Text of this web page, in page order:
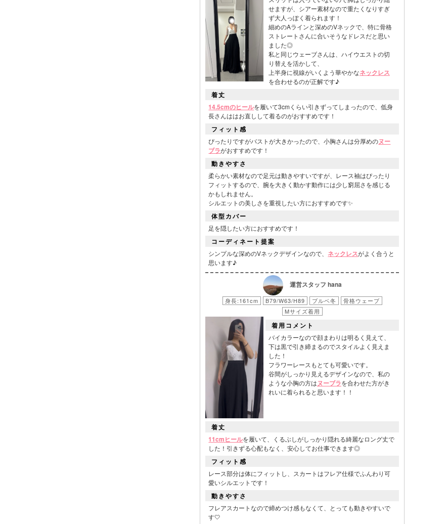
■スペック表
■カラーバリエーション
せますが、シアー素材なので重たくなりすぎ
ず大人っぽく着られます！
細めのAラインと深めのVネックで、特に骨格
ストレートさんに合いそうなドレスだと思い
ました◎
私と同じウェーブさんは、ハイウエストの切
り替えを活かして、
上半身に視線がいくよう華やかなネックレス
を合わせるのが正解です♪
着丈
14.5cmのヒールを履いて3cmくらい引きずってしまったので、低身
長さんははお直しして着るのがおすすめです！
フィット感
ぴったりですがバストが大きかったので、小胸さんは分厚めのヌー
ブラがおすすめです！
動きやすさ
柔らかい素材なので足元は動きやすいですが、レース袖はぴったり
フィットするので、腕を大きく動かす動作には少し窮屈さを感じる
かもしれません。
シルエットの美しさを重視したい方におすすめです✨
体型カバー
足を隠したい方におすすめです！
コーディネート提案
シンプルな深めのVネックデザインなので、 ネックレスがよく合うと
思います♪
運営スタッフ hana
身長:161cm B79/W63/H89 ブルベ冬
骨格ウェーブ
Mサイズ着用
着用コメント
バイカラーなので顔まわりは明るく見えて、
下は黒で引き締まるのでスタイルよく見えま
した！
フラワーレースもとても可愛いです。
谷間がしっかり見えるデザインなので、私の
ような小胸の方はヌーブラを合わせた方がき
れいに着られると思います！！
着丈
11cmヒールを履いて、くるぶしがしっかり隠れる綺麗なロング丈で
した！引きずる心配もなく、安心してお仕事できます◎
フィット感
レース部分は体にフィットし、スカートはフレア仕様でふんわり可
愛いシルエットです！
動きやすさ
フレアスカートなので締めつけ感もなくて、とっても動きやすいで
す🤍